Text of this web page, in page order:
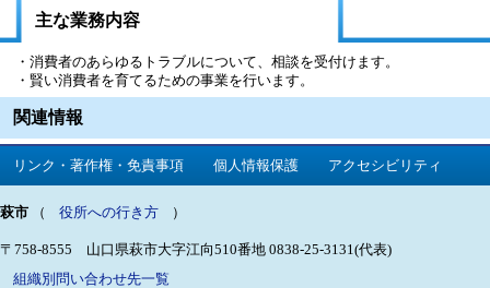
主な業務内容
・消費者のあらゆるトラブルについて、相談を受付けます。
・賢い消費者を育てるための事業を行います。
関連情報
リンク・著作権・免責事項 個人情報保護 アクセシビリティ
萩市 （ 役所への行き方 ）
〒758-8555 山口県萩市大字江向510番地 0838-25-3131(代表)
組織別問い合わせ先一覧